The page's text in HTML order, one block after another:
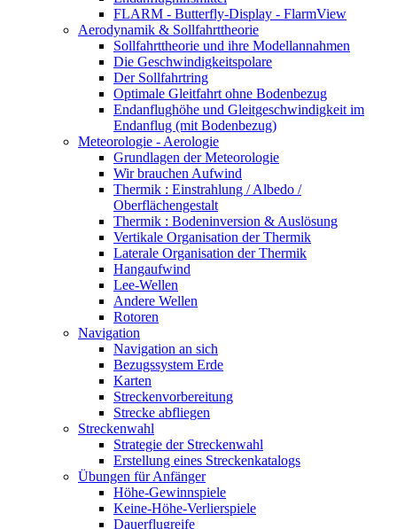
FLARM - Butterfly-Display - FlarmView
Aerodynamik & Sollfahrttheorie
Sollfahrttheorie und ihre Modellannahmen
Die Geschwindigkeitspolare
Der Sollfahrtring
Optimale Gleitfahrt ohne Bodenbezug
Endanflughöhe und Gleitgeschwindigkeit im
Endanflug (mit Bodenbezug)
Meteorologie - Aerologie
Grundlagen der Meteorologie
Wir brauchen Aufwind
Thermik : Einstrahlung / Albedo /
Oberflächengestalt
Thermik : Bodeninversion & Auslösung
Vertikale Organisation der Thermik
Laterale Organisation der Thermik
Hangaufwind
Lee-Wellen
Andere Wellen
Rotoren
Navigation
Navigation an sich
Bezugssystem Erde
Karten
Streckenvorbereitung
Strecke abfliegen
Streckenwahl
Strategie der Streckenwahl
Erstellung eines Streckenkatalogs
Übungen für Anfänger
Höhe-Gewinnspiele
Keine-Höhe-Verlierspiele
Dauerflugreife